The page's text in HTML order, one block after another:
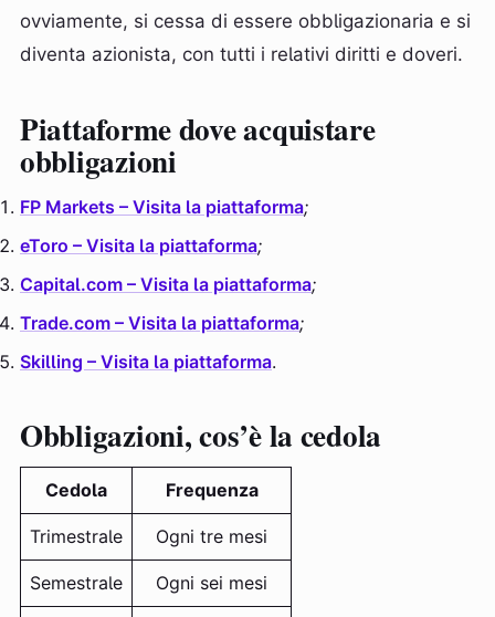
ovviamente, si cessa di essere obbligazionaria e si
diventa azionista, con tutti i relativi diritti e doveri.
Piattaforme dove acquistare
obbligazioni
FP Markets – Visita la piattaforma;
eToro – Visita la piattaforma;
Capital.com – Visita la piattaforma;
Trade.com – Visita la piattaforma;
Skilling – Visita la piattaforma.
Obbligazioni, cos’è la cedola
Cedola Frequenza
Trimestrale Ogni tre mesi
Semestrale Ogni sei mesi